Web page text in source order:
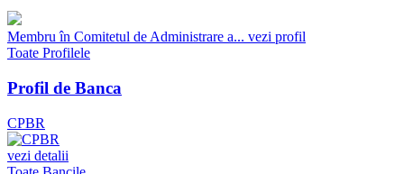
Membru în Comitetul de Administrare a... vezi profil
Toate Profilele
Profil de Banca
CPBR
vezi detalii